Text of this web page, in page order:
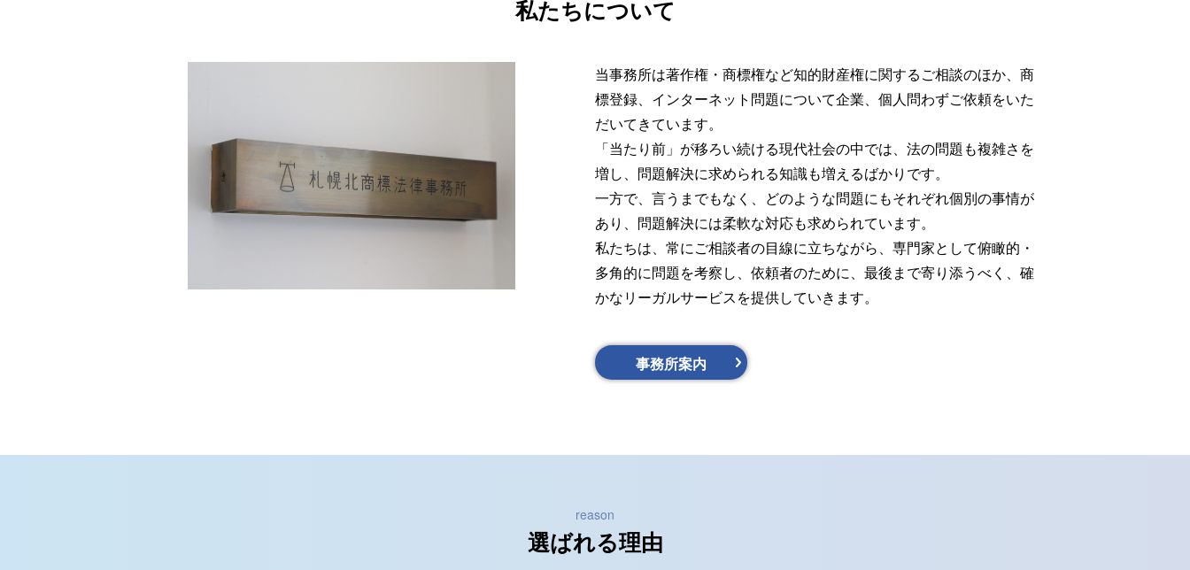
私たちについて
当事務所は著作権・商標権など知的財産権に関するご相談のほか、商
標登録、インターネット問題について企業、個人問わずご依頼をいた
だいてきています。
「当たり前」が移ろい続ける現代社会の中では、法の問題も複雑さを
増し、問題解決に求められる知識も増えるばかりです。
一方で、言うまでもなく、どのような問題にもそれぞれ個別の事情が
あり、問題解決には柔軟な対応も求められています。
私たちは、常にご相談者の目線に立ちながら、専門家として俯瞰的・
多角的に問題を考察し、依頼者のために、最後まで寄り添うべく、確
かなリーガルサービスを提供していきます。
事務所案内
reason
選ばれる理由